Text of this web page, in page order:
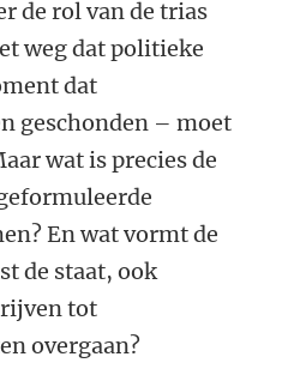
de rol van de trias
weg dat politieke
dat
geschonden – moet
wat is precies de
En wat vormt de
de staat, ook
tot
overgaan?